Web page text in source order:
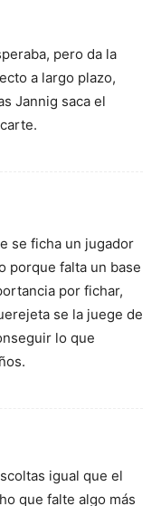
pero da la
a largo plazo,
Jannig saca el
se ficha un jugador
porque falta un base
por fichar,
se la juege de
lo que
igual que el
que falte algo más